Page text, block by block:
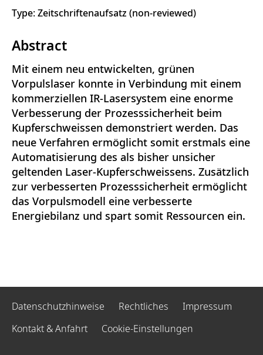
Type: Zeitschriftenaufsatz (non-reviewed)
Abstract
Mit einem neu entwickelten, grünen
Vorpulslaser konnte in Verbindung mit einem
kommerziellen IR-Lasersystem eine enorme
Verbesserung der Prozesssicherheit beim
Kupferschweissen demonstriert werden. Das
neue Verfahren ermöglicht somit erstmals eine
Automatisierung des als bisher unsicher
geltenden Laser-Kupferschweissens. Zusätzlich
zur verbesserten Prozesssicherheit ermöglicht
das Vorpulsmodell eine verbesserte
Energiebilanz und spart somit Ressourcen ein.
Datenschutzhinweise Rechtliches
Impressum
Kontakt & Anfahrt
Cookie-Einstellungen